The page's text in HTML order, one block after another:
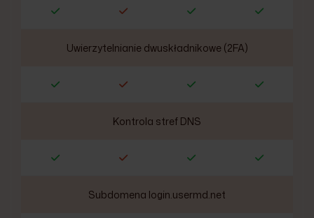
Uwierzytelnianie dwuskładnikowe (2FA)
Kontrola stref DNS
Subdomena login.usermd.net